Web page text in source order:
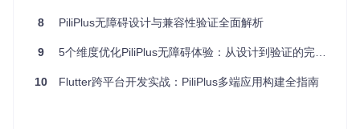
    label: semanticsLabel,
// 必选属性，提供元素功能描述
    value: semanticsValue,
// 动态值元素使用，如播放进度
    button:
true , // 明确元素类型为按钮
8 PiliPlus无障碍设计与兼容性验证全面解析
9 5个维度优化PiliPlus无障碍体验：从设计到验证的完整路径
10 Flutter跨平台开发实战：PiliPlus多端应用构建全指南